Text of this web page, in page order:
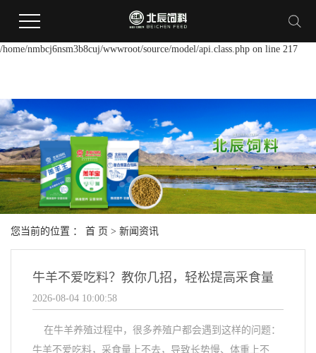
file_put_contents(/home/nmbcj6nsm3b8cuj/wwwroot/source/cache/
/home/nmbcj6nsm3b8cuj/wwwroot/source/model/api.class.php on line 217
您当前的位置 ： 首 页 > 新闻资讯
牛羊不爱吃料？教你几招，轻松提高采食量
2026-08-04 10:00:58
在牛羊养殖过程中，很多养殖户都会遇到这样的问题：
牛羊不爱吃料，采食量上不去，导致长势慢、体重上不